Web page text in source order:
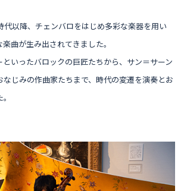
代以降、チェンバロをはじめ多彩な楽器を用い
曲が生み出されてきました。
といったバロックの巨匠たちから、サン＝サーン
なじみの作曲家たちまで、時代の変遷を演奏とお